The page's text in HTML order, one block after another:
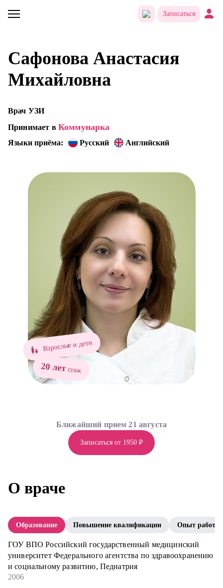
Записаться
Сафонова Анастасия
Михайловна
Врач УЗИ
Принимает в Коммунарка
Языки приёма: Русский Английский
Взрослые и дети
20 летстаж
Записаться от 1950 ₽
Ближайший прием 21 августа
О враче
Образование Повышение квалификации Опыт работы
ГОУ ВПО Российский государственный медицинский
университет Федерального агентства по здравоохранению
и социальному развитию, Педиатрия
2006